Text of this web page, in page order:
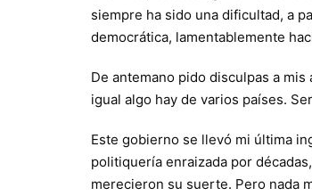
siempre ha sido una dificultad, a
democrática, lamentablemente
De antemano pido disculpas a
igual algo hay de varios países.
Este gobierno se llevó mi última
politiquería enraizada por
merecieron su suerte. Pero nada